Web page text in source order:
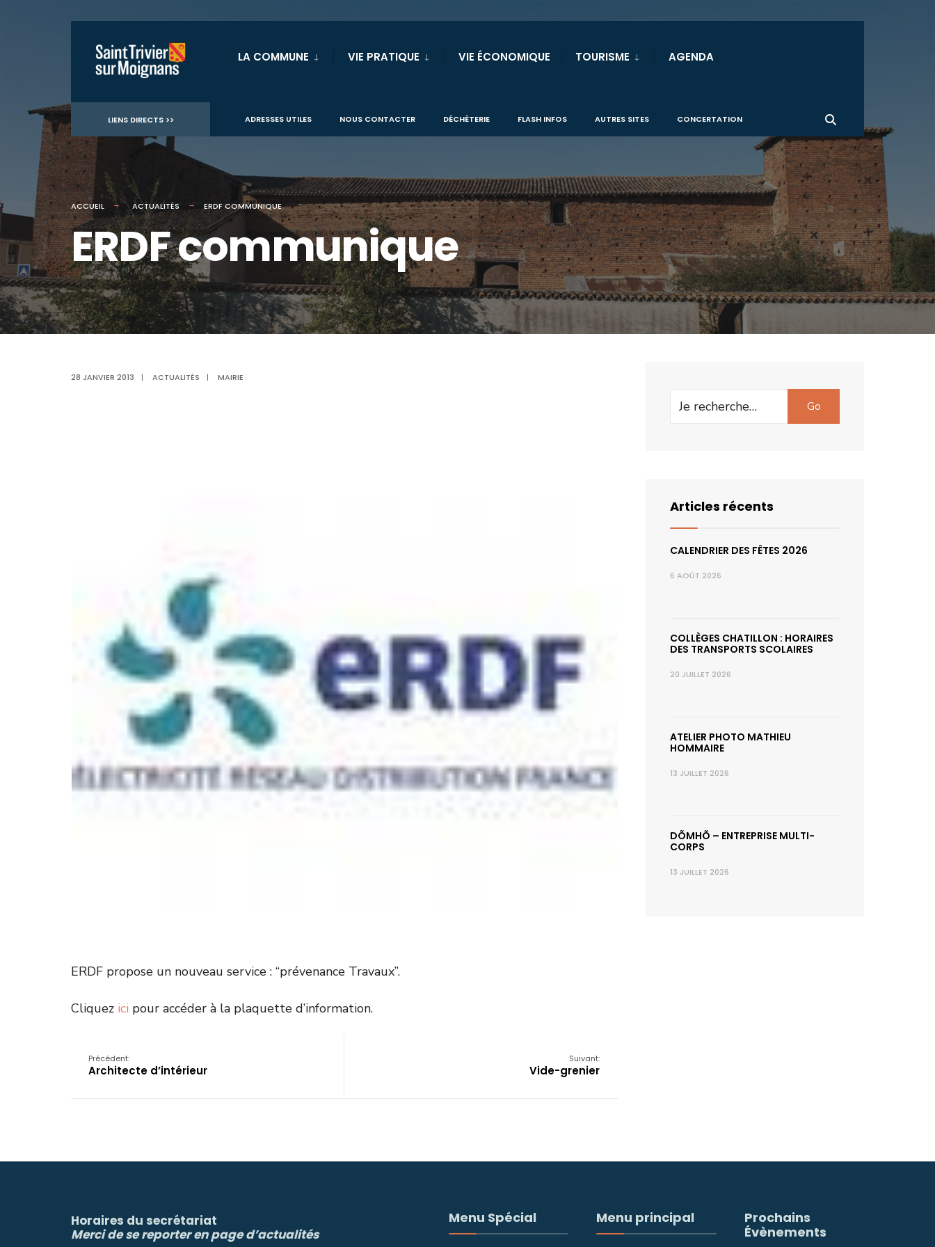
contenu
LA COMMUNE VIE PRATIQUE VIE ÉCONOMIQUE TOURISME AGENDA
LIENS DIRECTS >> ADRESSES UTILES NOUS CONTACTER DÉCHÈTERIE FLASH INFOS AUTRES SITES CONCERTATION
ACCUEIL ACTUALITÉS ERDF COMMUNIQUE
ERDF communique
28 JANVIER 2013 | ACTUALITÉS | MAIRIE
ERDF propose un nouveau service : “prévenance Travaux”.
Cliquez ici pour accéder à la plaquette d’information.
Précédent:
Architecte d’intérieur
Suivant:
Vide-grenier
Search
Go
Articles récents
CALENDRIER DES FÊTES 2026
6 AOÛT 2026
COLLÈGES CHATILLON : HORAIRES
DES TRANSPORTS SCOLAIRES
20 JUILLET 2026
ATELIER PHOTO MATHIEU
HOMMAIRE
13 JUILLET 2026
DÕMHÕ – ENTREPRISE MULTI-
CORPS
13 JUILLET 2026
Horaires du secrétariat
Merci de se reporter en page d’actualités
Menu Spécial Menu principal
Prochains
Évènements